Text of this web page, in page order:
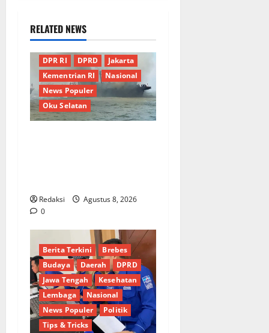
RELATED NEWS
DPR RI
DPRD
Jakarta
Kementrian RI
Nasional
News Populer
Oku Selatan
Redaksi
Agustus 8, 2026
0
Berita Terkini
Brebes
Budaya
Daerah
DPRD
Jawa Tengah
Kesehatan
Lembaga
Nasional
News Populer
Politik
Tips & Tricks